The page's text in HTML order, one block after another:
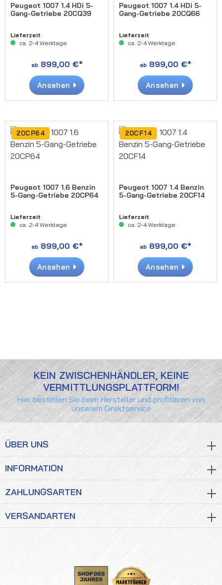
Peugeot 1007 1.4 HDi 5-
Gang-Getriebe 20CQ39
Lieferzeit
ca. 2-4 Werktage
ab899,00 €*
Ansehen
Peugeot 1007 1.4 HDi 5-
Gang-Getriebe 20CQ66
Lieferzeit
ca. 2-4 Werktage
ab899,00 €*
Ansehen
20CP64
Peugeot 1007 1.6 Benzin
5-Gang-Getriebe 20CP64
Lieferzeit
ca. 2-4 Werktage
ab899,00 €*
Ansehen
20CF14
Peugeot 1007 1.4 Benzin
5-Gang-Getriebe 20CF14
Lieferzeit
ca. 2-4 Werktage
ab899,00 €*
Ansehen
KEIN ZWISCHENHÄNDLER, KEINE
VERMITTLUNGSPLATTFORM!
Hier bestellen Sie beim Hersteller und profitieren von
unserem Direktservice
ÜBER UNS
INFORMATION
ZAHLUNGSARTEN
VERSANDARTEN